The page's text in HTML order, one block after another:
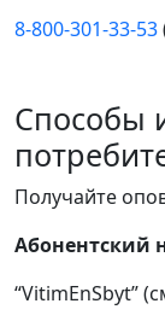
8-800-301-33-53
Способы
Получайте
Абонентский
“VitimEnSbyt”